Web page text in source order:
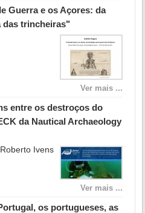
Guerra e os Açores: da
das trincheiras"
Ver mais ...
entre os destroços do
da Nautical Archaeology
Ivens
Ver mais ...
os portugueses, as